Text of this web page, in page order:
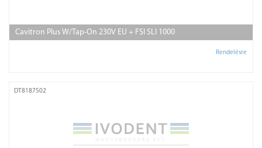
Cavitron Plus W/Tap-On 230V EU + FSI SLI 1000
Rendelésre
DT8187502